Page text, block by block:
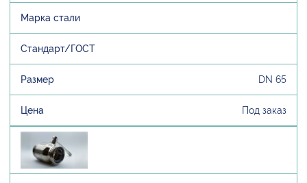
DN 65
Под заказ